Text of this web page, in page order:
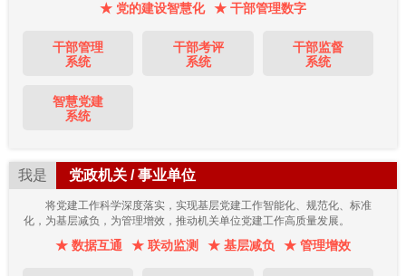
★ 党的建设智慧化 ★ 干部管理数字
干部管理
系统
干部考评
系统
干部监督
系统
智慧党建
系统
我是 党政机关 / 事业单位
将党建工作科学深度落实，实现基层党建工作智能化、规范化、标准
化，为基层减负，为管理增效，推动机关单位党建工作高质量发展。
★ 数据互通 ★ 联动监测 ★ 基层减负 ★ 管理增效